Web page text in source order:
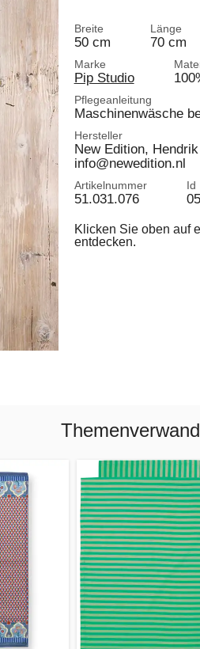
Breite
50 cm
Länge
70 cm
Marke
Pip Studio
Pflegeanleitung
Maschinenwäsche
Hersteller
New Edition,
info@newedition.nl
Artikelnummer
51.031.076
Id
Klicken Sie oben auf
entdecken.